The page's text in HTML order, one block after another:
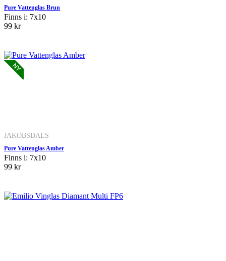
Pure Vattenglas Brun
Finns i: 7x10
99 kr
JAKOBSDALS
Pure Vattenglas Amber
Finns i: 7x10
99 kr